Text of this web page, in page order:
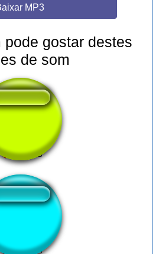
MP3
pode gostar destes
de som
theme